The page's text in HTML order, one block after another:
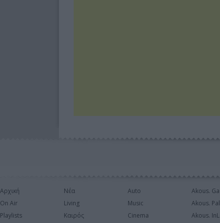
Αρχική
On Air
Playlists
Νέα
Living
Καιρός
Auto
Music
Cinema
Akous.
Akous.
Akous.